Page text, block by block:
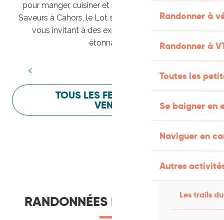
Randonner à
Randonner à
Toutes les
Se baigner en
Naviguer en
Autres
Les trails
pour manger, cuisiner et s’amuser pendant Lot of
Saveurs à Cahors, le Lot sait vous mettre à l’aise en
vous invitant à des expériences sensorielles
étonnantes !
Festival Lot of Saveurs
TOUS LES FESTIVALS À
VENIR
RANDONNÉES ET ITINÉRANCE